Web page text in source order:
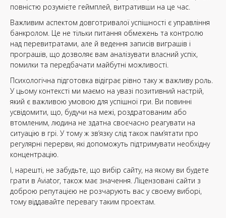
повністю розумієте геймплей, витративши на це час.
Важливим аспектом довготривалої успішності є управління
банкролом. Це не тільки питання обмежень та контролю
над перевитратами, але й ведення записів виграшів і
програшів, що дозволяє вам аналізувати власний успіх,
помилки та передбачати майбутні можливості.
Психологічна підготовка відіграє рівно таку ж важливу роль.
У цьому контексті ми маємо на увазі позитивний настрій,
який є важливою умовою для успішної гри. Ви повинні
усвідомити, що, будучи на межі, роздратованим або
втомленим, людина не здатна своєчасно реагувати на
ситуацію в грі. У тому ж зв’язку слід також пам’ятати про
регулярні перерви, які допоможуть підтримувати необхідну
концентрацію.
І, нарешті, не забудьте, що вибір сайту, на якому ви будете
грати в Aviator, також має значення. Ліцензовані сайти з
доброю репутацією не розчарують вас у своєму виборі,
тому віддавайте перевагу таким проектам.